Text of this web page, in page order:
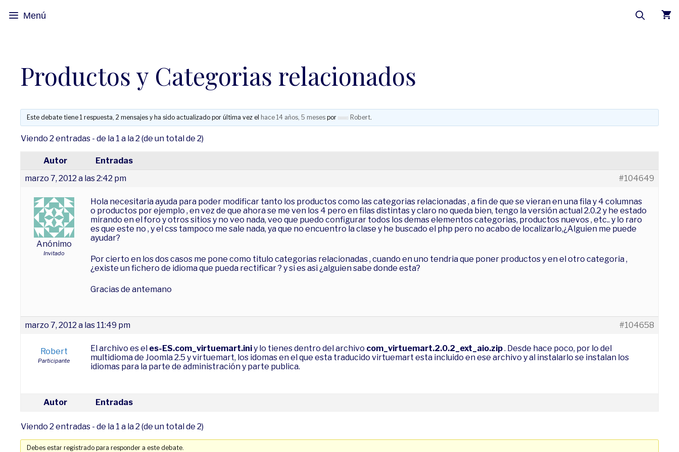
Menú
Productos y Categorias relacionados
Este debate tiene 1 respuesta, 2 mensajes y ha sido actualizado por última vez el hace 14 años, 5 mesespor Robert.
Viendo 2 entradas - de la 1 a la 2 (de un total de 2)
Autor
Entradas
marzo 7, 2012 a las 2:42 pm
#104649
Anónimo
Invitado
Hola necesitaria ayuda para poder modificar tanto los productos como las categorias relacionadas , a fin de que se vieran en una fila y 4 columnas
o productos por ejemplo , en vez de que ahora se me ven los 4 pero en filas distintas y claro no queda bien, tengo la versión actual 2.0.2 y he estado
mirando en el foro y otros sitios y no veo nada, veo que puedo configurar todos los demas elementos categorias, productos nuevos , etc.. y lo raro
es que este no , y el css tampoco me sale nada, ya que no encuentro la clase y he buscado el php pero no acabo de localizarlo,¿Alguien me puede
ayudar?
Por cierto en los dos casos me pone como titulo categorias relacionadas , cuando en uno tendria que poner productos y en el otro categoria ,
¿existe un fichero de idioma que pueda rectificar ? y si es asi ¿alguien sabe donde esta?
Gracias de antemano
marzo 7, 2012 a las 11:49 pm #104658
Robert
Participante
El archivo es el es-ES.com_virtuemart.iniy lo tienes dentro del archivo com_virtuemart.2.0.2_ext_aio.zip. Desde hace poco, por lo del
multidioma de Joomla 2.5 y virtuemart, los idomas en el que esta traducido virtuemart esta incluido en ese archivo y al instalarlo se instalan los
idiomas para la parte de administración y parte publica.
Autor Entradas
Viendo 2 entradas - de la 1 a la 2 (de un total de 2)
Debes estar registrado para responder a este debate.